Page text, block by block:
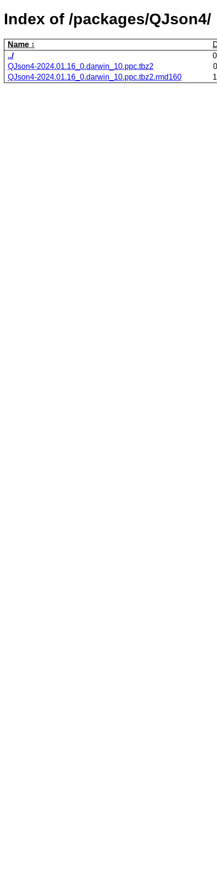
Index of /packages/QJson4/
Name
../
QJson4-2024.01.16_0.darwin_10.ppc.tbz2
QJson4-2024.01.16_0.darwin_10.ppc.tbz2.rmd160